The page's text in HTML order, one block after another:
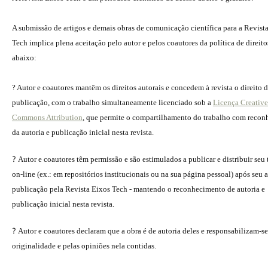
A submissão de artigos e demais obras de comunicação científica para a
Tech implica plena aceitação pelo autor e pelos coautores da política de
abaixo:
? Autor e coautores mantêm os direitos autorais e concedem à revista o direito
publicação, com o trabalho simultaneamente licenciado sob a Licença Creative
Commons Attribution, que permite o compartilhamento do trabalho com
da autoria e publicação inicial nesta revista.
? Autor e coautores têm permissão e são estimulados a publicar e distribuir seu
on-line (ex.: em repositórios institucionais ou na sua página pessoal) após seu
publicação pela Revista Eixos Tech - mantendo o reconhecimento de autoria e
publicação inicial nesta revista.
? Autor e coautores declaram que a obra é de autoria deles e responsabilizam-
originalidade e pelas opiniões nela contidas.